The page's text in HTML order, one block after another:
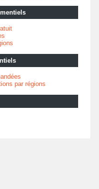
par régions